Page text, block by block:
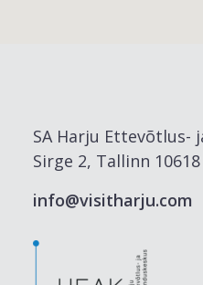
SA Harju Ettevõtlus-
Sirge 2, Tallinn 10618
info@visitharju.com